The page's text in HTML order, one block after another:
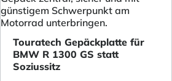
Touratech Gepäckplatte für
BMW R 1300 GS statt
Soziussitz